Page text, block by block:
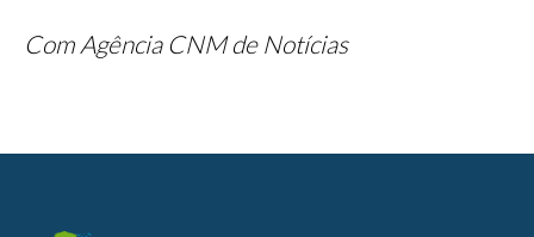
Com Agência CNM de Notícias